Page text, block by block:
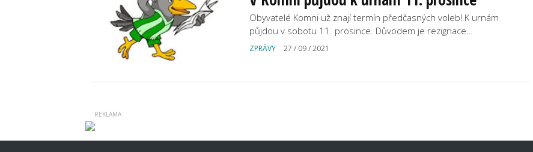
Obyvatelé Komni už znají termín předčasných voleb! K urnám
půjdou v sobotu 11. prosince. Důvodem je rezignace…
ZPRÁVY 27 / 09 / 2021